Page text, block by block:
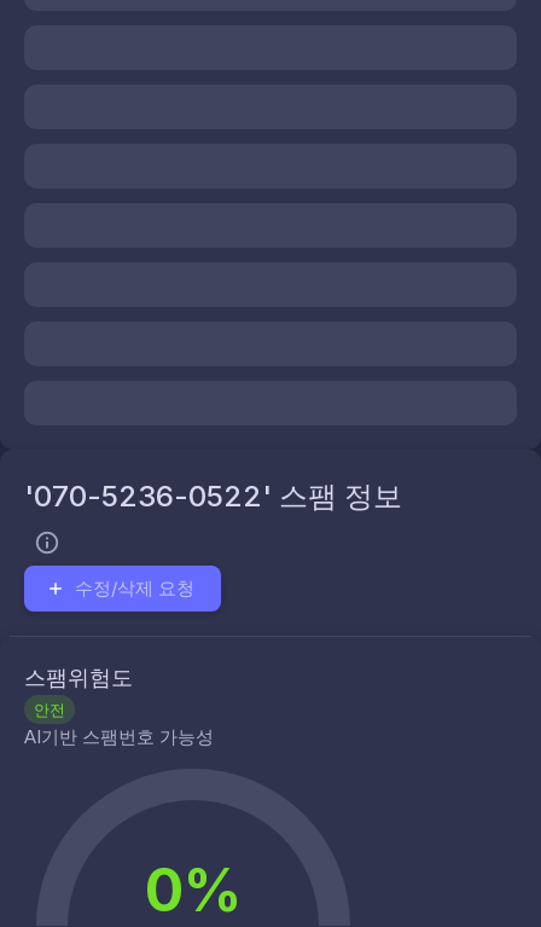
'070-5236-0522' 스팸 정보
수정/삭제 요청
스팸위험도
안전
AI기반 스팸번호 가능성
0%